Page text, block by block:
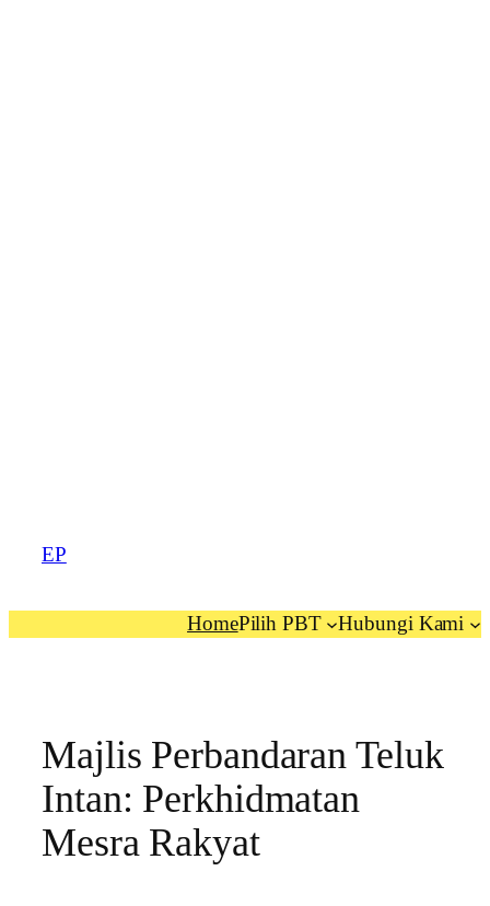
EP
HomePilih PBT Hubungi Kami
Majlis Perbandaran Teluk
Intan: Perkhidmatan
Mesra Rakyat